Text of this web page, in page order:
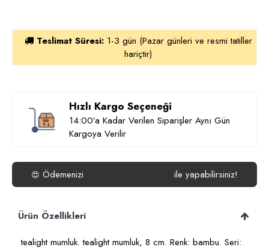
Teslimat Süresi: 1-3 gün (Pazar günleri ve resmi tatiller
hariçtir)
Hızlı Kargo Seçeneği
14:00’a Kadar Verilen Siparişler Aynı Gün
Kargoya Verilir
😍 Ödemenizi ile yapabilirsiniz!
Ürün Özellikleri
tealight mumluk. tealight mumluk, 8 cm. Renk: bambu. Seri: